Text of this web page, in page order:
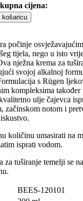
cijena:
košaricu
počinje
tijela, nego u isto
nježna krema za
svojoj alkalnoj
s Rügen
kompleksima također
ulje čajevca
začinskom notom i
količinu umasirati na
isprati vodom.
za tuširanje temelji se
BEES-120101